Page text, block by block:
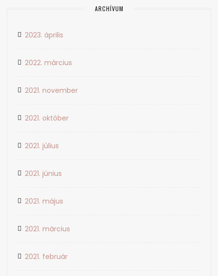
ARCHÍVUM
2023. április
2022. március
2021. november
2021. október
2021. július
2021. június
2021. május
2021. március
2021. február